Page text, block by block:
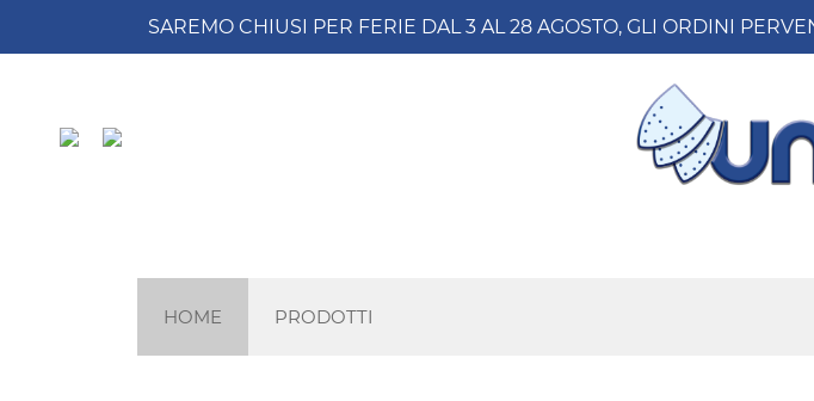
SAREMO CHIUSI PER FERIE DAL 3 AL 28 AGOSTO, GLI ORDINI
HOME PRODOTTI